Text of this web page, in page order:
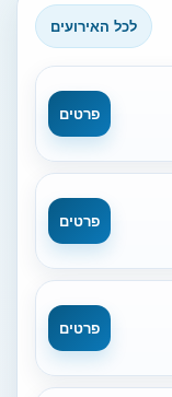
לכל האירועים
פרטים
פרטים
פרטים